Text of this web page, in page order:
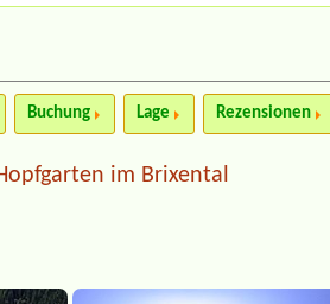
Buchung Lage Rezensionen
im Brixental